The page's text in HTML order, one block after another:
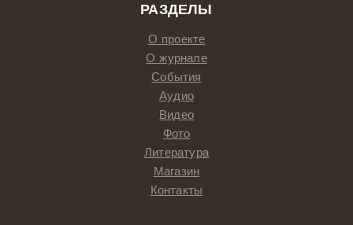
РАЗДЕЛЫ
О проекте
О журнале
События
Аудио
Видео
Фото
Литература
Магазин
Контакты